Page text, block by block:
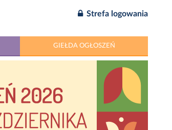
Strefa logowania
GIEŁDA OGŁOSZEŃ